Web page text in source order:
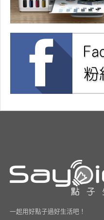
一起用好點子過好生活吧！